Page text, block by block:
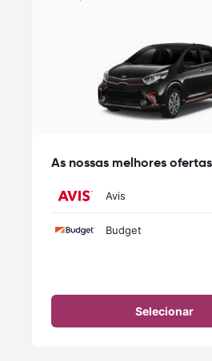
As nossas melhores ofertas
Avis
Budget
Selecionar